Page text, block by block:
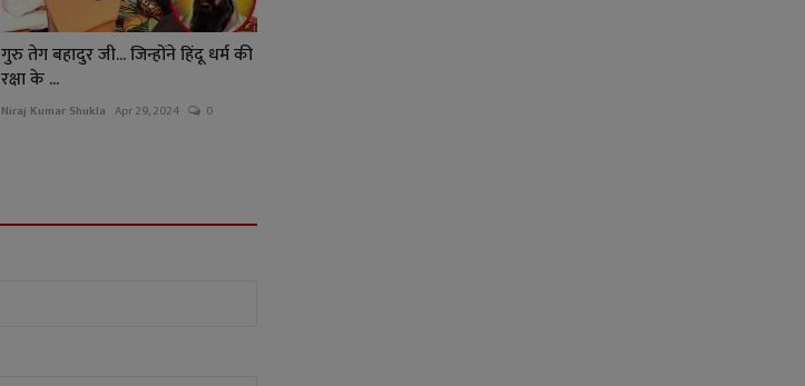
गुरु तेग बहादुर जी... जिन्होंने हिंदू धर्म की
रक्षा के ...
Niraj Kumar Shukla Apr 29, 2024 0